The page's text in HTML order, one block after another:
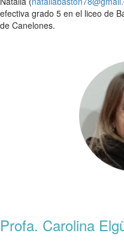
efectiva grado 5 en el liceo de
de Canelones.
Profa. Carolina